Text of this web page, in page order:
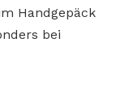
Handgepäck
bei